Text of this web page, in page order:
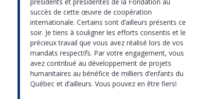
présidents et présidentes de la Fondation au
succès de cette œuvre de coopération
internationale. Certains sont d’ailleurs présents ce
soir. Je tiens à souligner les efforts consentis et le
précieux travail que vous avez réalisé lors de vos
mandats respectifs. Par votre engagement, vous
avez contribué au développement de projets
humanitaires au bénéfice de milliers d’enfants du
Québec et d’ailleurs. Vous pouvez en être fiers!